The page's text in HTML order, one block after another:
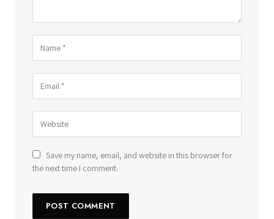
Save my name, email, and website in this browser for
the next time I comment.